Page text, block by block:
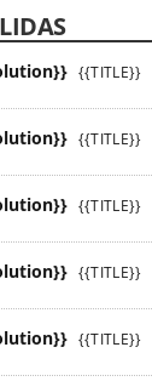
{{TITLE}}
{{TITLE}}
{{TITLE}}
{{TITLE}}
{{TITLE}}